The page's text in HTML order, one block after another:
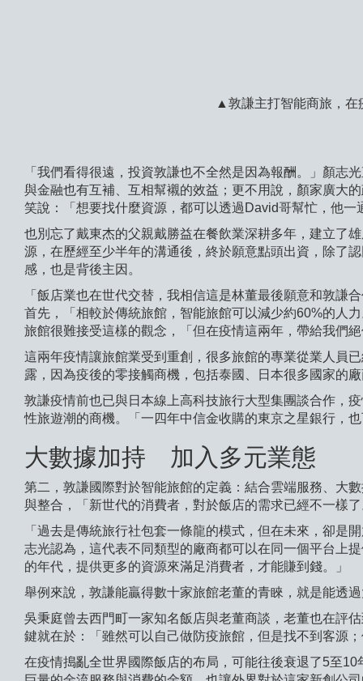
▲敦謙主打智能商旅，在
「我們看得很遠，投資敦謙也不全然是因為報酬。」顏志
與金融也有互補、互相幫襯的效益；更不用說，顏家廣大
笑說：「想要找什麼資源，都可以透過David哥幫忙，他一
也別忘了戴東杰的父親戴勝益在餐飲業深耕多年，建立了
源，在歷經至少半年的溝通後，終於願意點頭出資，除了
感，也是背後主因。
「飯店業也在世代交替，我相信這是林董最後願意和敦謙
首先，「相較於傳統旅館，智能旅館可以減少約60%的人
旅館很難接受這樣的觀念，「但在疫情這兩年，帶給我們
這兩年疫情讓旅館業受到重創，很多旅館的專業從業人員
露，因為疫後的零接觸商機，包括泰國、日本很多國家的
敦謙疫情前也已與日本線上高科技旅行大型集團談合作，
性旅遊潮的商機。「一四年中信金收購的東京之星銀行，
大數據加持 加入多元業態
第二，敦謙國際對於智能旅館的定義：結合雲端服務、大
與整合，「新世代的消費者，對於飯店的需求已經不一樣
「過去是傳統旅行社包套一條龍的模式，但在未來，卻是
志光認為，這代表不同類型的廠商都可以在同一個平台上
的年代，提供更多的資源來滿足消費者，才能賺到錢。」
舉例來說，敦謙能贏得數十家旅館老董的青睞，就是能透
吳秉庭曾去西門町一家知名飯店與老董商談，老董也在評
鍵就在於：「雖然可以自己做防疫旅館，但是找不到客源
在疫情搗亂全世界國際飯店的布局，可能往後衰退了5至